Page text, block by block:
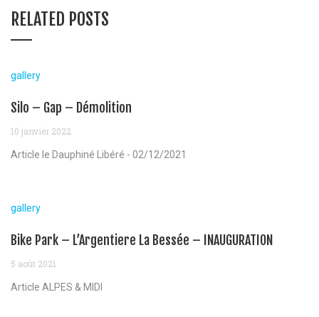
RELATED POSTS
gallery
Silo – Gap – Démolition
10 janvier 2022
Article le Dauphiné Libéré - 02/12/2021
gallery
Bike Park – L’Argentiere La Bessée – INAUGURATION
5 août 2021
Article ALPES & MIDI